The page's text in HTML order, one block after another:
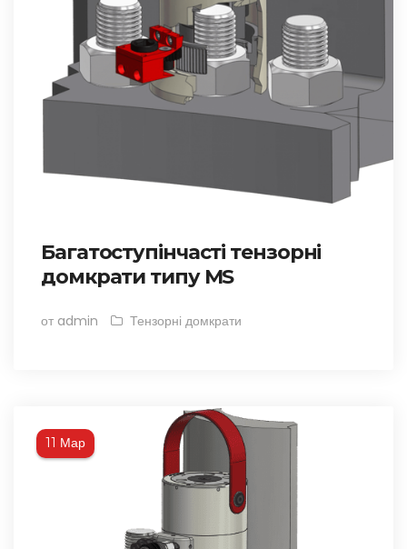
Багатоступінчасті тензорні
домкрати типу MS
от admin Тензорні домкрати
11 Мар